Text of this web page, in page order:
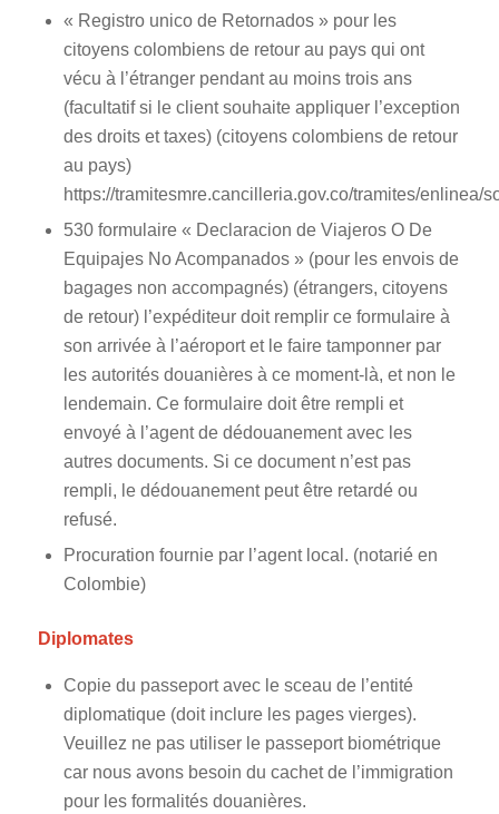
« Registro unico de Retornados » pour les
citoyens colombiens de retour au pays qui ont
vécu à l’étranger pendant au moins trois ans
(facultatif si le client souhaite appliquer l’exception
des droits et taxes) (citoyens colombiens de retour
au pays)
https://tramitesmre.cancilleria.gov.co/tramites/enlinea/
530 formulaire « Declaracion de Viajeros O De
Equipajes No Acompanados » (pour les envois de
bagages non accompagnés) (étrangers, citoyens
de retour) l’expéditeur doit remplir ce formulaire à
son arrivée à l’aéroport et le faire tamponner par
les autorités douanières à ce moment-là, et non le
lendemain. Ce formulaire doit être rempli et
envoyé à l’agent de dédouanement avec les
autres documents. Si ce document n’est pas
rempli, le dédouanement peut être retardé ou
refusé.
Procuration fournie par l’agent local. (notarié en
Colombie)
Diplomates
Copie du passeport avec le sceau de l’entité
diplomatique (doit inclure les pages vierges).
Veuillez ne pas utiliser le passeport biométrique
car nous avons besoin du cachet de l’immigration
pour les formalités douanières.